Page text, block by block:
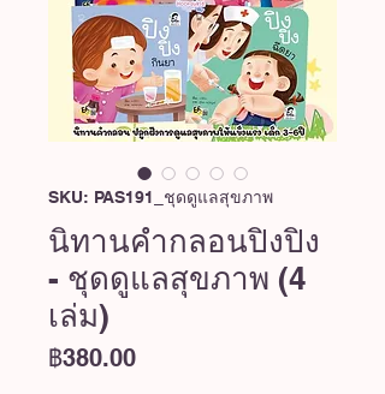
SKU: PAS191_ชุดดูแลสุขภาพ
นิทานคำกลอนปิงปิง
- ชุดดูแลสุขภาพ (4
เล่ม)
฿380.00ราคา